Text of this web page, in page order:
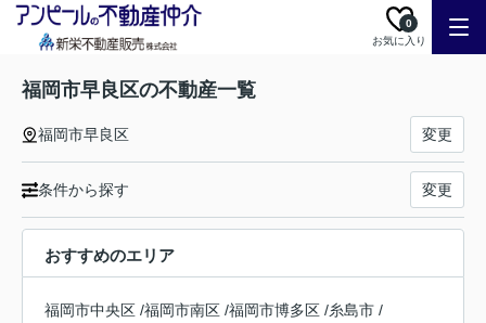
お気に入り
0
福岡市早良区の不動産一覧
福岡市早良区 変更
条件から探す 変更
おすすめのエリア
福岡市中央区 /福岡市南区 /福岡市博多区 /糸島市 /